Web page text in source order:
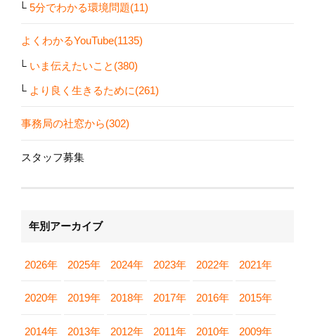
5分でわかる環境問題(11)
よくわかるYouTube(1135)
いま伝えたいこと(380)
より良く生きるために(261)
事務局の社窓から(302)
スタッフ募集
年別アーカイブ
2026年 2025年 2024年 2023年 2022年 2021年
2020年 2019年 2018年 2017年 2016年 2015年
2014年 2013年 2012年 2011年 2010年 2009年